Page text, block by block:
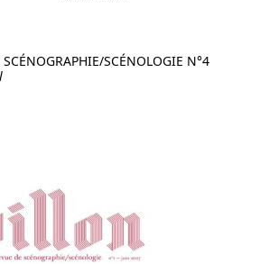
SCÉNOGRAPHIE/SCÉNOLOGIE N°4